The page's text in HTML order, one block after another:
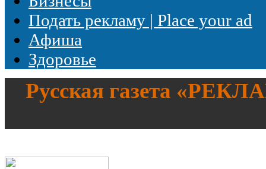
Подать рекламу | Place your ad
Афиша
Здоровье
Русская газета «